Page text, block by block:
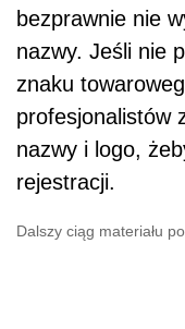
bezprawnie nie
nazwy. Jeśli nie
znaku
profesjonalistów
nazwy i logo,
rejestracji.
Dalszy ciąg materiału